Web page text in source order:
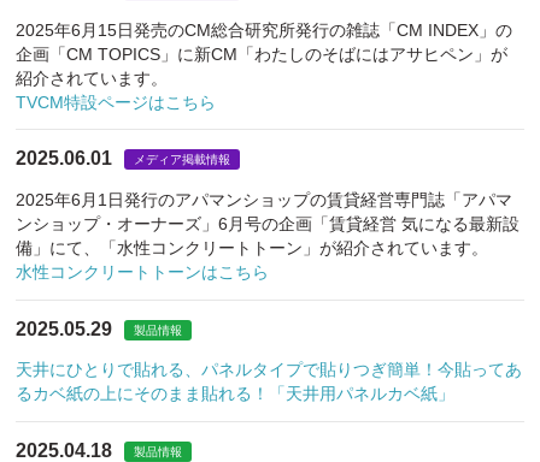
2025年6月15日発売のCM総合研究所発行の雑誌「CM INDEX」の
企画「CM TOPICS」に新CM「わたしのそばにはアサヒペン」が
紹介されています。
TVCM特設ページはこちら
2025.06.01 メディア掲載情報
2025年6月1日発行のアパマンショップの賃貸経営専門誌「アパマ
ンショップ・オーナーズ」6月号の企画「賃貸経営 気になる最新設
備」にて、「水性コンクリートトーン」が紹介されています。
水性コンクリートトーンはこちら
2025.05.29 製品情報
天井にひとりで貼れる、パネルタイプで貼りつぎ簡単！今貼ってあ
るカベ紙の上にそのまま貼れる！「天井用パネルカベ紙」
2025.04.18 製品情報